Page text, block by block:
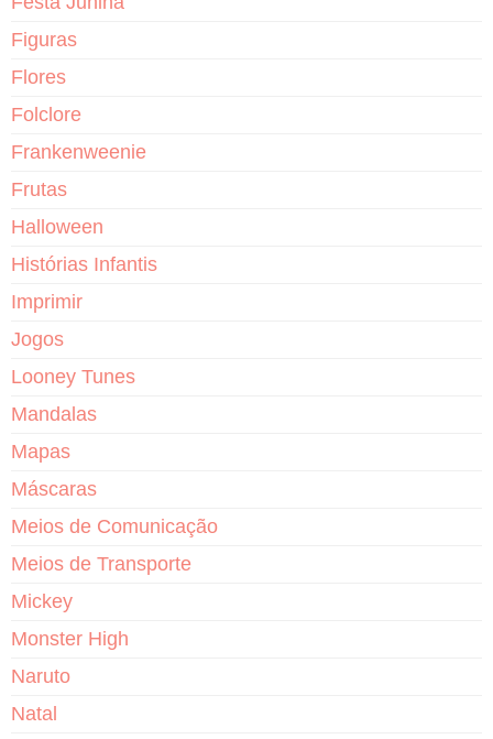
Figuras
Flores
Folclore
Frankenweenie
Frutas
Halloween
Histórias Infantis
Imprimir
Jogos
Looney Tunes
Mandalas
Mapas
Máscaras
Meios de Comunicação
Meios de Transporte
Mickey
Monster High
Naruto
Natal